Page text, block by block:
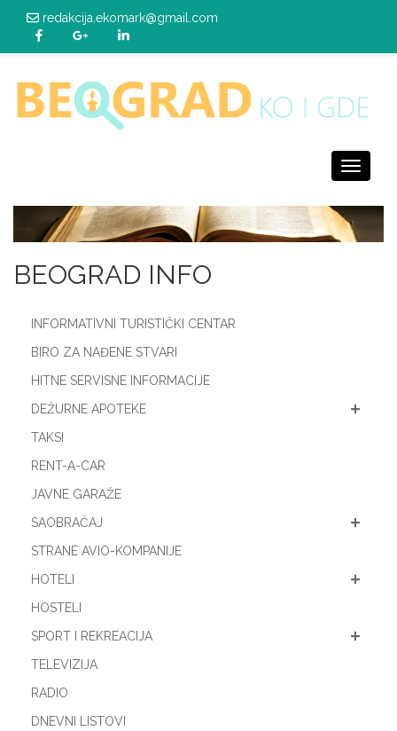
redakcija.ekomark@gmail.com
Toggle
BEOGRAD INFO
INFORMATIVNI TURISTIČKI CENTAR
BIRO ZA NAĐENE STVARI
HITNE SERVISNE INFORMACIJE
DEŽURNE APOTEKE
TAKSI
RENT-A-CAR
JAVNE GARAŽE
SAOBRAĆAJ
STRANE AVIO-KOMPANIJE
HOTELI
HOSTELI
SPORT I REKREACIJA
TELEVIZIJA
RADIO
DNEVNI LISTOVI